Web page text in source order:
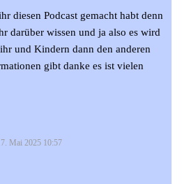
diesen Podcast gemacht habt denn
darüber wissen und ja also es wird
und Kindern dann den anderen
gibt danke es ist vielen
Mai 2025 10:57